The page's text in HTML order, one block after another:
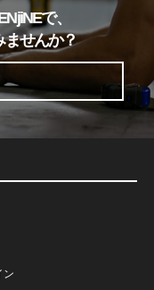
で、
ませんか？
ン